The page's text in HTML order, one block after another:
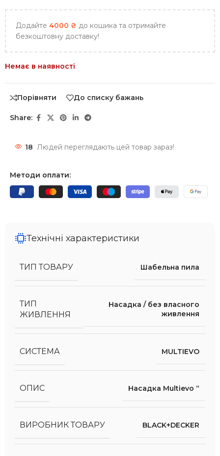
Додайте 4000 ₴ до кошика та отримайте
безкоштовну доставку!
Немає в наявності
Порівняти До списку бажань
Share:
18 Людей переглядають цей товар зараз!
Методи оплати:
Технічні характеристики
ТИП ТОВАРУ Шабельна пила
ТИП
ЖИВЛЕННЯ
Насадка / без власного
живлення
СИСТЕМА MULTIEVO
ОПИС Насадка Multievo “
ВИРОБНИК ТОВАРУ BLACK+DECKER